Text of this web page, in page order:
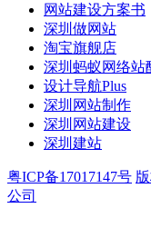
网站建设方案书
深圳做网站
淘宝旗舰店
深圳蚂蚁网络站
设计导航Plus
深圳网站制作
深圳网站建设
深圳建站
粤ICP备17017147号
公司